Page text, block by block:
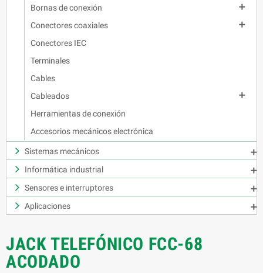
Bornas de conexión

Conectores coaxiales

Conectores IEC
Terminales
Cables
Cableados

Herramientas de conexión
Accesorios mecánicos electrónica
Sistemas mecánicos

Informática industrial

Sensores e interruptores

Aplicaciones

JACK TELEFÓNICO FCC-68
ACODADO